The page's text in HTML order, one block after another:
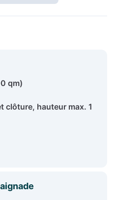
qm)
clôture, hauteur max. 1